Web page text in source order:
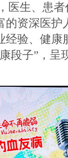
医生、患
的资深医护
验、健康
段子”，呈